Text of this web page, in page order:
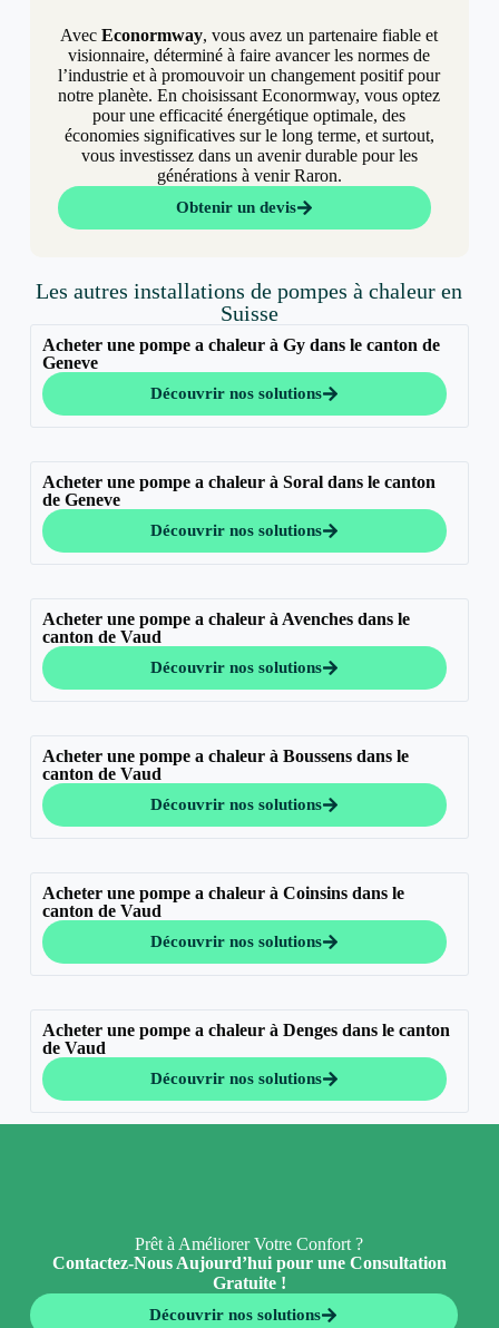
AvecEconormway, vous avez un partenaire fiable et
visionnaire, déterminé à faire avancer les normes de
l’industrie et à promouvoir un changement positif pour
notre planète. En choisissant Econormway, vous optez
pour une efficacité énergétique optimale, des
économies significatives sur le long terme, et surtout,
vous investissez dans un avenir durable pour les
générations à venir Raron.
Obtenir un devis
Les autres installations de pompes à chaleur en
Suisse
Acheter une pompe a chaleur à Gy dans le canton de
Geneve
Découvrir nos solutions
Acheter une pompe a chaleur à Soral dans le canton
de Geneve
Découvrir nos solutions
Acheter une pompe a chaleur à Avenches dans le
canton de Vaud
Découvrir nos solutions
Acheter une pompe a chaleur à Boussens dans le
canton de Vaud
Découvrir nos solutions
Acheter une pompe a chaleur à Coinsins dans le
canton de Vaud
Découvrir nos solutions
Acheter une pompe a chaleur à Denges dans le canton
de Vaud
Découvrir nos solutions
Prêt à Améliorer Votre Confort ?
Contactez-Nous Aujourd’hui pour une Consultation
Gratuite !
Découvrir nos solutions